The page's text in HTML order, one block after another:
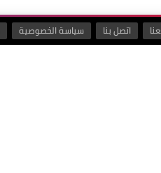
اتصل بنا سياسة الخصوصية